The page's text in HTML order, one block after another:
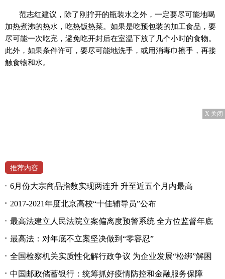
范志红建议，除了刚拧开的瓶装水之外，一定要尽可能地喝
加热煮沸的热水，吃热饭热菜。如果是吃预包装的加工食品，要
尽可能一次吃完，避免吃开封后在室温下放了几个小时的食物。
此外，如果条件许可，要尽可能地洗手，或用消毒巾擦手，再接
触食物和水。
X 关闭
推荐内容
6月份大宗商品指数实现两连升 升至近五个月内最高
2017-2021年度北京高校“十佳辅导员”公布
最高法建立人民法院立案偏离度预警系统 全方位监督年底
最高法：对年底不立案坚决做到“零容忍”
全国检察机关实质性化解行政争议 为企业发展“松绑”解困
中国邮政储蓄银行：统筹抓好疫情防控和金融服务保障